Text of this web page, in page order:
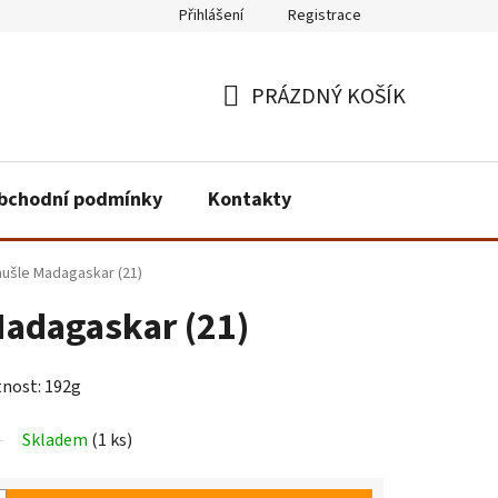
Přihlášení Registrace
PRÁZDNÝ KOŠÍK
podmínky Kontakty
Madagaskar (21)
(21)
192g
Skladem (1 ks)